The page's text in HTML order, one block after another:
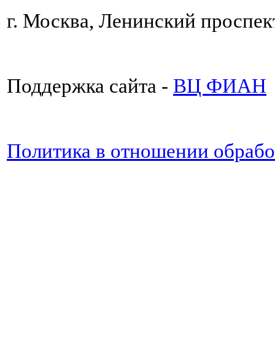
г. Москва, Ленинский
Поддержка сайта - ВЦ ФИАН
Политика в отношении